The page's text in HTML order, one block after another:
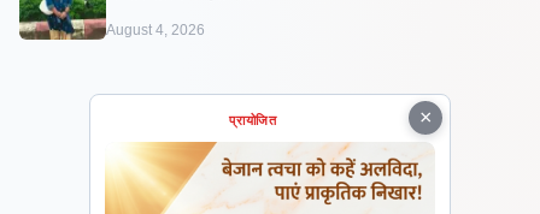
August 4, 2026
×
प्रायोजित